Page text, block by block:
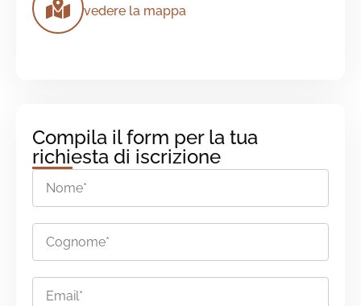
vedere la mappa
Compila il form per la tua
richiesta di iscrizione